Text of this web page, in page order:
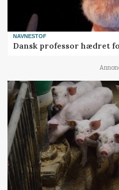
NAVNESTOF
Dansk professor hædret